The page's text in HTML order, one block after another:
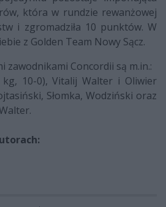
która w rundzie rewanżowej
i zgromadziła 10 punktów. W
z Golden Team Nowy Sącz.
zawodnikami Concordii są m.in.:
kg, 10-0), Vitalij Walter i Oliwier
Słomka, Wodziński oraz